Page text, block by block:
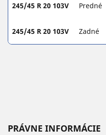
245/45 R 20 103V Predné
245/45 R 20 103V Zadné
PRÁVNE INFORMÁCIE